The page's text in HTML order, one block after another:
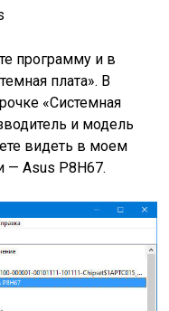
программу и в
плата». В
«Системная
и модель
видеть в моем
— Asus P8H67.